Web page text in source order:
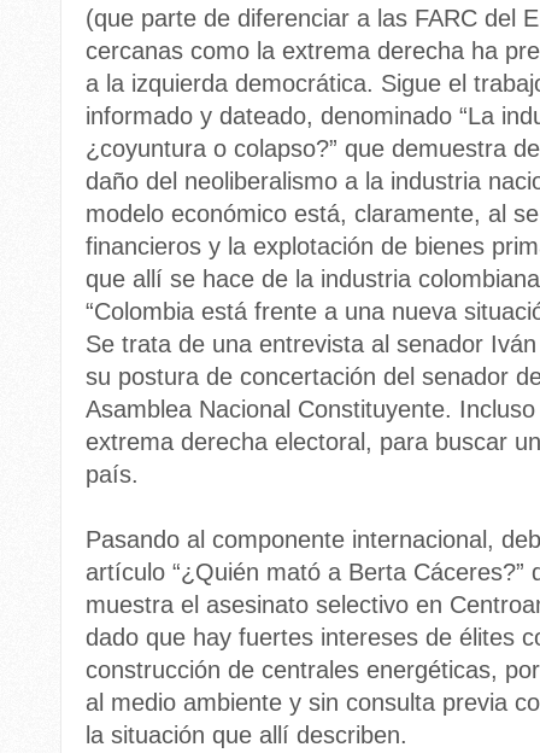
(que parte de diferenciar a las FARC del
cercanas como la extrema derecha ha
a la izquierda democrática. Sigue el
informado y dateado, denominado “La
¿coyuntura o colapso?” que demuestra
daño del neoliberalismo a la industria
modelo económico está, claramente, al
financieros y la explotación de bienes
que allí se hace de la industria
“Colombia está frente a una nueva
Se trata de una entrevista al senador
su postura de concertación del senador
Asamblea Nacional Constituyente.
extrema derecha electoral, para buscar
país.
Pasando al componente internacional,
artículo “¿Quién mató a Berta Cáceres?”
muestra el asesinato selectivo en
dado que hay fuertes intereses de élites
construcción de centrales energéticas,
al medio ambiente y sin consulta previa
la situación que allí describen.